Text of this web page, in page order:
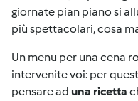
giornate pian piano si
più spettacolari, cosa
Un menu per una cena
intervenite voi: per
pensare ad una ricetta